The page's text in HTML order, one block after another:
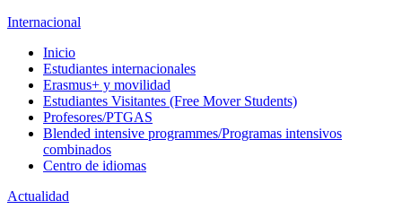
Internacional
Inicio
Estudiantes internacionales
Erasmus+ y movilidad
Estudiantes Visitantes (Free Mover Students)
Profesores/PTGAS
Blended intensive programmes/Programas intensivos
combinados
Centro de idiomas
Actualidad